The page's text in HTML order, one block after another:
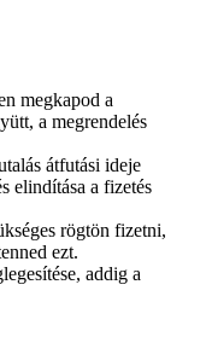
megkapod a
a megrendelés
átfutási ideje
elindítása a fizetés
rögtön fizetni,
ezt.
addig a